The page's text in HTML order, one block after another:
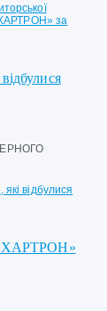
за
відбулися
«ХАРТРОН»